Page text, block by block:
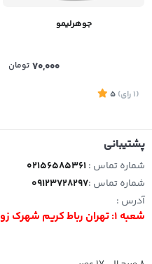
جوهرلیمو
70,000 تومان
(1 رای)
5
پشتیبانی
شماره تماس :02156585361
شماره تماس :09123728297
آدرس :
شعبه 1: تهران رباط کریم شهرک زواره ای